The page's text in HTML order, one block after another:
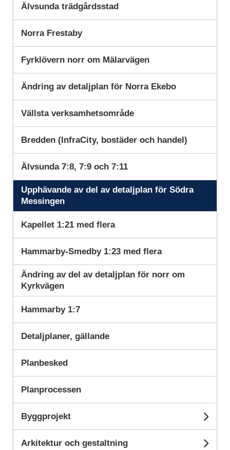
Älvsunda trädgårdsstad
Norra Frestaby
Fyrklövern norr om Mälarvägen
Ändring av detaljplan för Norra Ekebo
Vällsta verksamhetsområde
Bredden (InfraCity, bostäder och handel)
Älvsunda 7:8, 7:9 och 7:11
Upphävande av del av detaljplan för Södra
Messingen
Kapellet 1:21 med flera
Hammarby-Smedby 1:23 med flera
Ändring av del av detaljplan för norr om
Kyrkvägen
Hammarby 1:7
Detaljplaner, gällande
Planbesked
Planprocessen
Byggprojekt
Arkitektur och gestaltning